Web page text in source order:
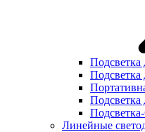
Подсветка
Подсветка
Подсветка
Линейные